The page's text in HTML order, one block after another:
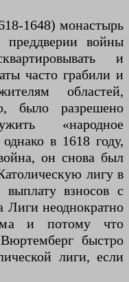
1648) монастырь
войны
и
часто грабили и
областей,
было разрешено
«народное
в 1618 году,
он снова был
лигу в
выплату взносов с
Лиги неоднократно
и потому что
быстро
лиги, если